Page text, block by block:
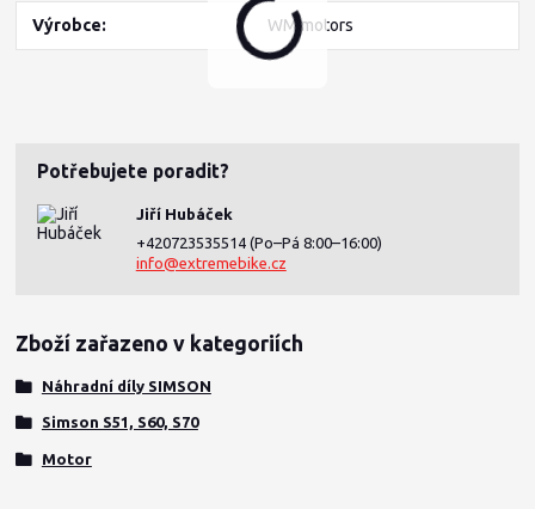
Výrobce WM motors
Potřebujete poradit?
Jiří Hubáček
+420723535514 (Po–Pá 8:00–16:00)
info@extremebike.cz
Zboží zařazeno v kategoriích
Náhradní díly SIMSON
Simson S51, S60, S70
Motor